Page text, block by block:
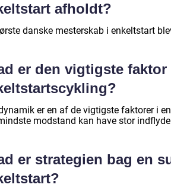
afholdt?
danske mesterskab i enkeltstart
er den vigtigste faktor
er en af de vigtigste faktorer i
modstand kan have stor
er strategien bag en